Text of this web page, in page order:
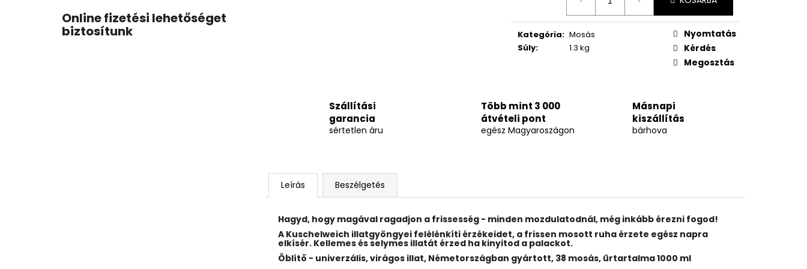
Online fizetési lehetőséget
biztosítunk Kategória: Mosás
Súly: 1.3 kg
Nyomtatás
Kérdés
Megosztás
Szállítási
garancia
sértetlen áru
Több mint 3 000
átvételi pont
egész Magyaroszágon
Másnapi
kiszállítás
bárhova
Leírás Beszélgetés
Hagyd, hogy magával ragadjon a frissesség - minden mozdulatodnál, még inkább érezni fogod!
A Kuschelweich illatgyöngyei felélénkíti érzékeidet, a frissen mosott ruha érzete egész napra
elkísér. Kellemes és selymes illatát érzed ha kinyitod a palackot.
Öblítő - univerzális, virágos illat, Németországban gyártott, 38 mosás, űrtartalma 1000 ml